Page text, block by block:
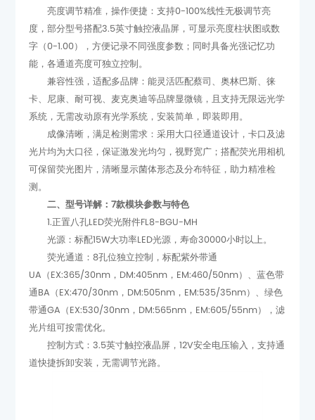
能，各通道亮度可独立控制。
系统，无需改动原有光学系统，安装简单，即装即用。
测。
二、型号详解：7款模块参数与特色
1.正置八孔LED荧光附件FL8-BGU-MH
光源：标配15W大功率LED光源，寿命30000小时以上。
光片组可按需优化。
道快捷拆卸安装，无需调节光路。